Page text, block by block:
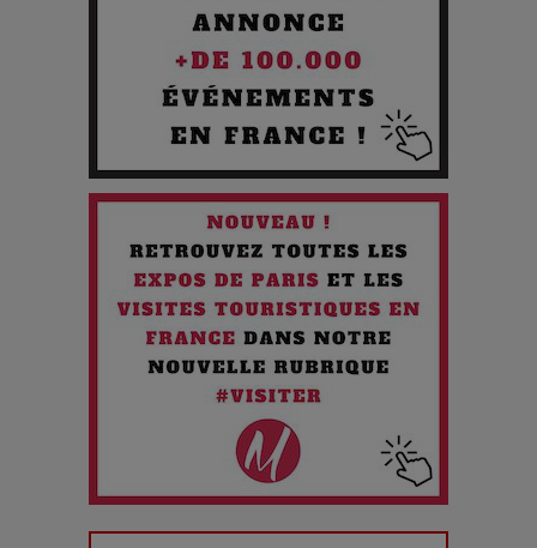
Paradoxe qui Chante le Futur
Chien 51 - Quand l’IA prend le pouvoir : une plongée dans un
Maïra Kerey, la “voix d’or du Kazakhstan”, célèbre ses 30
ans de carrière à la Salle Gaveau
Les dessous de la fast fashion : un désastre écologique en
7 Techniques Secrètes des Photographes de Stars
Adieu Jean-Pat : rire au bord du précipice
Pharaonic Festival 2025 : 10 ans d’électro sous les